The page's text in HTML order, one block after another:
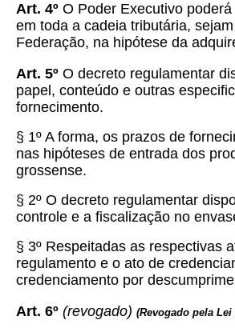
Art. 4º O Poder Executivo
em toda a cadeia tributária,
Federação, na hipótese da
Art. 5º O decreto regulamentar
papel, conteúdo e outras
fornecimento.
§ 1º A forma, os prazos de
nas hipóteses de entrada dos
grossense.
§ 2º O decreto regulamentar
controle e a fiscalização no
§ 3º Respeitadas as respectivas
regulamento e o ato de
credenciamento por
Art. 6º (revogado) (Revogado pela Lei